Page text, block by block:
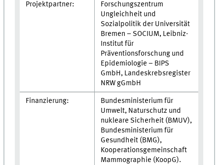
Projektpartner:
Forschungszentrum
Ungleichheit und
Sozialpolitik der Universität
Bremen – SOCIUM, Leibniz-
Institut für
Präventionsforschung und
Epidemiologie – BIPS
GmbH, Landeskrebsregister
NRW gGmbH
Finanzierung:
Bundesministerium für
Umwelt, Naturschutz und
nukleare Sicherheit (BMUV),
Bundesministerium für
Gesundheit (BMG),
Kooperationsgemeinschaft
Mammographie (KoopG).